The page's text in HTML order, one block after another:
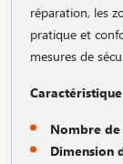
réparation, les
pratique et
mesures de
Nombre de
Dimension